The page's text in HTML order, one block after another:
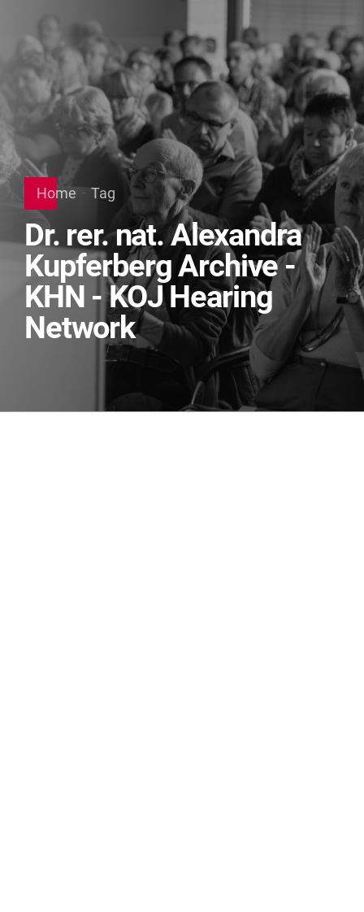
Home Tag
Dr. rer. nat. Alexandra
Kupferberg Archive -
KHN - KOJ Hearing
Network